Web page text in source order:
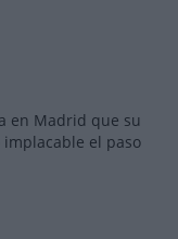
en Madrid que su
el paso